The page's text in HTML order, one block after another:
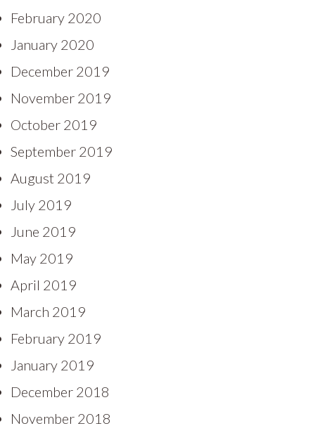
February 2020
January 2020
December 2019
November 2019
October 2019
September 2019
August 2019
July 2019
June 2019
May 2019
April 2019
March 2019
February 2019
January 2019
December 2018
November 2018